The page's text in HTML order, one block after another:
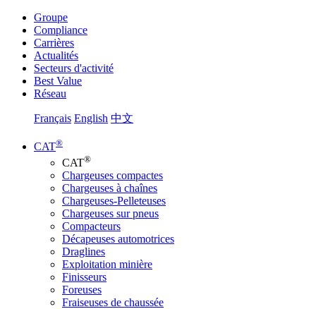
Groupe
Compliance
Carrières
Actualités
Secteurs d'activité
Best Value
Réseau
Français English 中文
CAT®
CAT®
Chargeuses compactes
Chargeuses à chaînes
Chargeuses-Pelleteuses
Chargeuses sur pneus
Compacteurs
Décapeuses automotrices
Draglines
Exploitation minière
Finisseurs
Foreuses
Fraiseuses de chaussée